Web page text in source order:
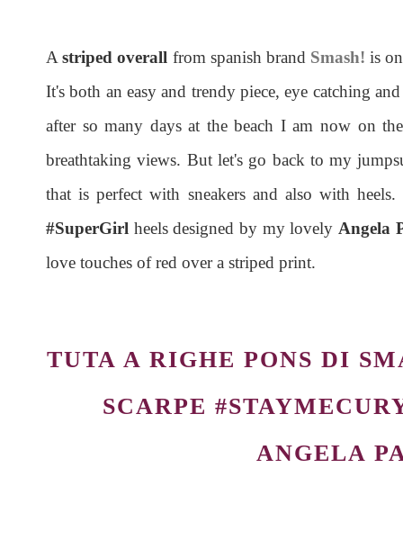
Astriped overall from spanish brand Smash! is
It's both an easy and trendy piece, eye catching
after so many days at the beach I am now on
breathtaking views. But let's go back to my
that is perfect with sneakers and also with
#SuperGirl heels designed by my lovely Angela
love touches of red over a striped print.
TUTA A RIGHE PONS DI
SCARPE
ANGELA